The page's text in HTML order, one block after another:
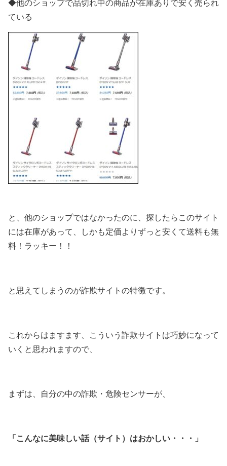
◆他のショップで品切れ中の商品が在庫ありで安く売られ
ている
と、他のショップではなかったのに、探したらこのサイト
には在庫があって、しかも定価よりずっと安くて送料も無
料！ラッキー！！
と思えてしまうのが詐欺サイトの特徴です。
これからはますます、こういう詐欺サイトは巧妙になって
いくと思われますので、
まずは、自分の中の詐欺・危険センサーが、
「こんなに美味しい話（サイト）はおかしい・・・」